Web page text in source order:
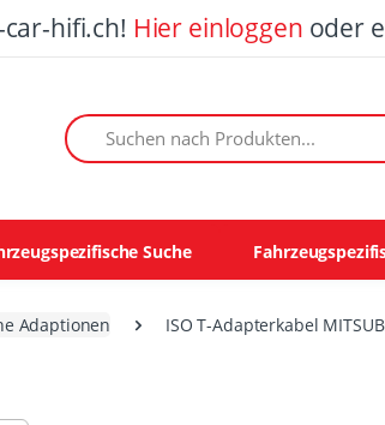
hifi.ch! Hier einloggen oder
Suchen nach Produkten:
Suche
Adaptionen ISO T-Adapterkabel